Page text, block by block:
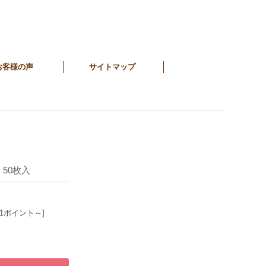
客様の声 サイトマップ
枚入
ポイント～]